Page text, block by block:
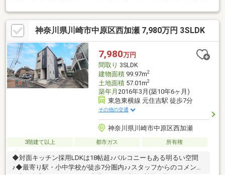
市営地下鉄グリーンライン「日吉本町」駅まで徒歩23分【物件の
特徴】●南東向きのため陽当たり良好●３階北側洋室からは遮るも
のがなく気持ちの良い眺望が望めます●全居室6.0帖以上を確保●徒
歩10分圏内に公園、スーパー、コンビニの揃う生活利便性の高い
立地●第1種中高層住居専用地域の閑静な住宅地に佇みます●各居
室の収納に追加して納戸収納あり
神奈川県川崎市中原区西加瀬 7,980万円 3SLDK
7,980万円
間取り 3SLDK
建物面積99.97m2
土地面積57.01m2
築年月 2016年3月(築10年6ヶ月)
東急東横線 元住吉駅 徒歩7分
その他の交通
神奈川県川崎市中原区西加瀬
3階建て以上 都市ガス 所有権
◆対面キッチン採用LDKは18帖超♪バルコニーもある明るい空間
♪◆最寄り駅・小中学校が徒歩7分圏内♪♪スタッフからのコメント